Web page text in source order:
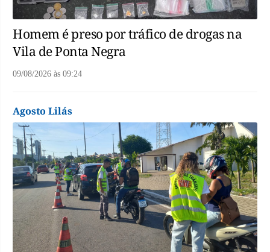
Homem é preso por tráfico de drogas na
Vila de Ponta Negra
09/08/2026 às 09:24
Agosto Lilás